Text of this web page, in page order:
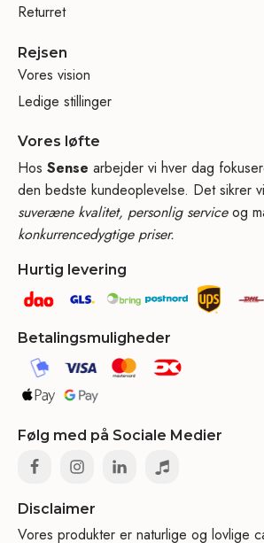
Returret
Rejsen
Vores vision
Ledige stillinger
Vores løfte
Hos Sense arbejder vi hver dag
den bedste kundeoplevelse. Det sikrer
suveræne kvalitet, personlig serviceog
konkurrencedygtige priser.
Hurtig levering
Betalingsmuligheder
Følg med på Sociale Medier
Disclaimer
Vores produkter er naturlige og lovlige